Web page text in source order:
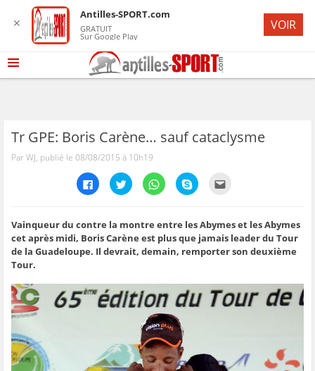
Tr GPE: Boris Carène… sauf cataclysme
Par WJ, publié le 08/08/2015 à 10h19
C
l
e
z
p
o
u
a
r
a
r
F
C
l
e
z
p
o
u
a
r
t
a
s
u
r
T
C
l
e
z
p
o
u
a
r
t
a
g
e
r
s
u
r
W
C
l
e
z
p
o
u
a
r
t
a
r
e
z
p
o
u
n
v
o
y
-
Vainqueur du contre la montre entre les Abymes et les Abymes
cet après midi, Boris Carène est plus que jamais leader du Tour
de la Guadeloupe. Il devrait, demain, remporter son deuxième
Tour.
✕
Antilles-SPORT.com
GRATUIT
Sur Google Play
VOIR